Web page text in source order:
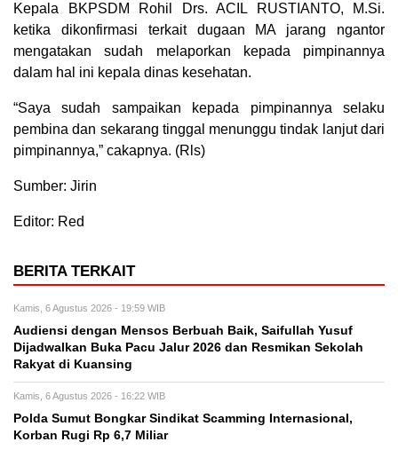
Kepala BKPSDM Rohil Drs. ACIL RUSTIANTO, M.Si.
ketika dikonfirmasi terkait dugaan MA jarang ngantor
mengatakan sudah melaporkan kepada pimpinannya
dalam hal ini kepala dinas kesehatan.
“Saya sudah sampaikan kepada pimpinannya selaku
pembina dan sekarang tinggal menunggu tindak lanjut dari
pimpinannya,” cakapnya. (Rls)
Sumber: Jirin
Editor: Red
BERITA TERKAIT
Kamis, 6 Agustus 2026 - 19:59 WIB
Audiensi dengan Mensos Berbuah Baik, Saifullah Yusuf
Dijadwalkan Buka Pacu Jalur 2026 dan Resmikan Sekolah
Rakyat di Kuansing
Kamis, 6 Agustus 2026 - 16:22 WIB
Polda Sumut Bongkar Sindikat Scamming Internasional,
Korban Rugi Rp 6,7 Miliar